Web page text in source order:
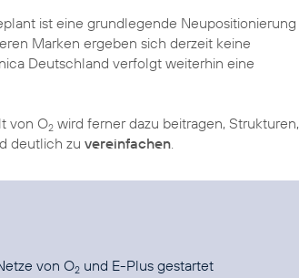
ist eine grundlegende Neupositionierung
Marken ergeben sich derzeit keine
Deutschland verfolgt weiterhin eine
von O2 wird ferner dazu beitragen, Strukturen,
deutlich zu vereinfachen.
von O2 und E-Plus gestartet